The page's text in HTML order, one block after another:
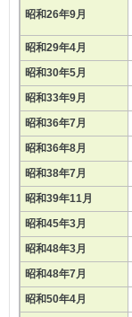
昭和26年9月
昭和29年4月
昭和30年5月
昭和33年9月
昭和36年7月
昭和36年8月
昭和38年7月
昭和39年11月
昭和45年3月
昭和48年3月
昭和48年7月
昭和50年4月